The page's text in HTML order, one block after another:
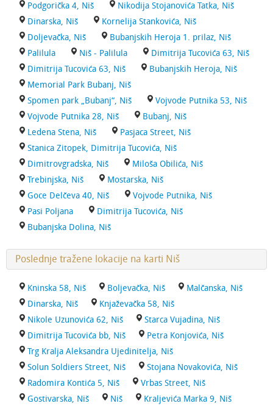
Podgorička 4, Niš
Nikodija Stojanovića Tatka, Niš
Dinarska, Niš
Kornelija Stankovića, Niš
Doljevačka, Niš
Bubanjskih Heroja 1. prilaz, Niš
Palilula
Niš - Palilula
Dimitrija Tucovića 63, Niš
Dimitrija Tucovića 63, Niš
Bubanjskih Heroja, Niš
Memorial Park Bubanj, Niš
Spomen park „Bubanj“, Niš
Vojvode Putnika 53, Niš
Vojvode Putnika 28, Niš
Bubanj, Niš
Ledena Stena, Niš
Pasjaca Street, Niš
Stanica Zitopek, Dimitrija Tucovića, Niš
Dimitrovgradska, Niš
Miloša Obilića, Niš
Trebinjska, Niš
Mostarska, Niš
Goce Delčeva 40, Niš
Vojvode Putnika, Niš
Pasi Poljana
Dimitrija Tucovića, Niš
Bubanjska Dolina, Niš
Poslednje tražene lokacije na karti Niš
Kninska 58, Niš Boljevačka, Niš
Malčanska, Niš
Dinarska, Niš
Knjaževačka 58, Niš
Nikole Uzunovića 62, Niš
Starca Vujadina, Niš
Dimitrija Tucovića bb, Niš
Petra Konjovića, Niš
Trg Kralja Aleksandra Ujedinitelja, Niš
Solun Soldiers Street, Niš
Stojana Novakovića, Niš
Radomira Kontića 5, Niš
Vrbas Street, Niš
Gostivarska, Niš
Niš Kraljevića Marka 9, Niš